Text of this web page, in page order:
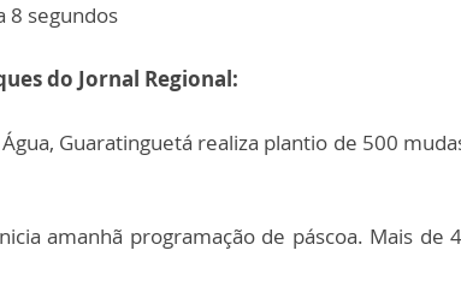
8 segundos
do Jornal Regional:
Guaratinguetá realiza plantio de 500
amanhã programação de páscoa. Mais de